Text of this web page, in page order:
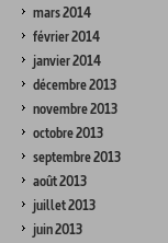
mars 2014
février 2014
janvier 2014
décembre 2013
novembre 2013
octobre 2013
septembre 2013
août 2013
juillet 2013
juin 2013